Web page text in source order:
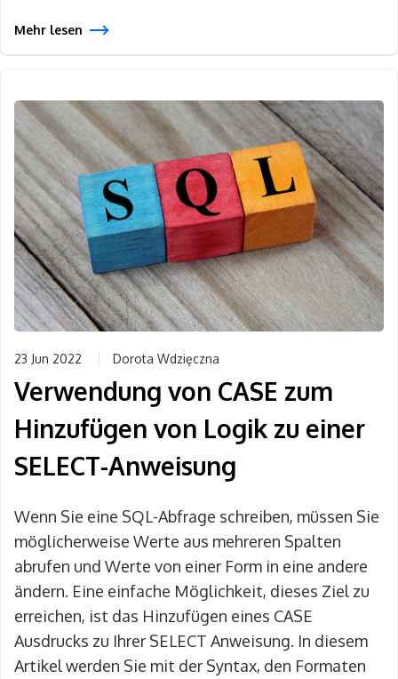
Mehr lesen
23 Jun 2022 Dorota Wdzięczna
Verwendung von CASE zum
Hinzufügen von Logik zu einer
SELECT-Anweisung
Wenn Sie eine SQL-Abfrage schreiben, müssen Sie
möglicherweise Werte aus mehreren Spalten
abrufen und Werte von einer Form in eine andere
ändern. Eine einfache Möglichkeit, dieses Ziel zu
erreichen, ist das Hinzufügen eines CASE
Ausdrucks zu Ihrer SELECT Anweisung. In diesem
Artikel werden Sie mit der Syntax, den Formaten